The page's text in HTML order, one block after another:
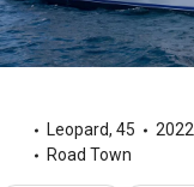
Leopard, 45
2022
Road Town